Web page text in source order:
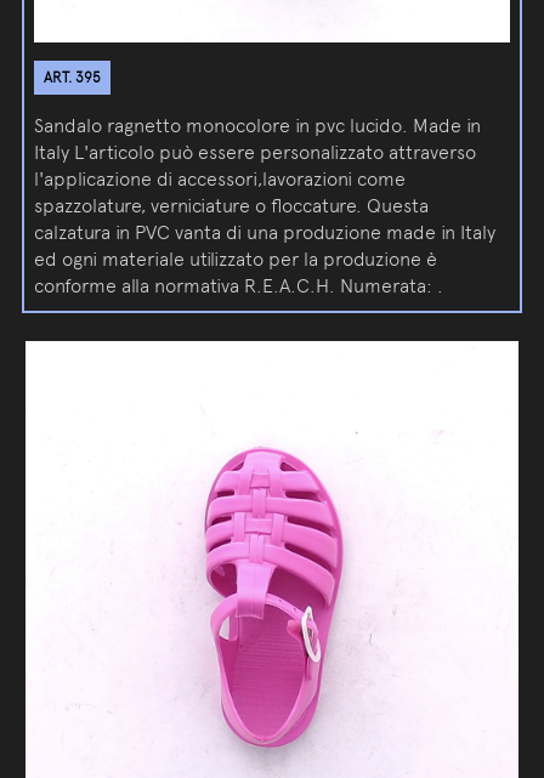
ART. 395
Sandalo ragnetto monocolore in pvc lucido. Made in
Italy L'articolo può essere personalizzato attraverso
l'applicazione di accessori,lavorazioni come
spazzolature, verniciature o floccature. Questa
calzatura in PVC vanta di una produzione made in Italy
ed ogni materiale utilizzato per la produzione è
conforme alla normativa R.E.A.C.H. Numerata: .